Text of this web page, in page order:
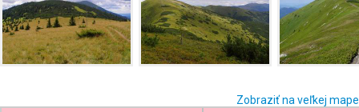
Zobraziť na veľkej mape